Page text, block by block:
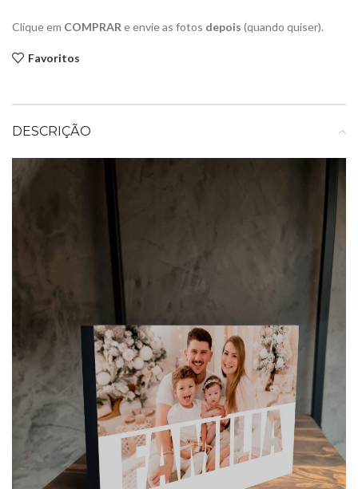
Clique em COMPRARe envie as fotos depois (quando quiser).
Favoritos
DESCRIÇÃO